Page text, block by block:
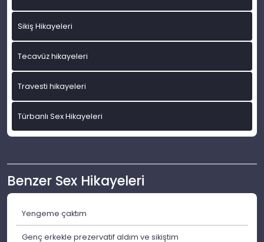
Sikiş Hikayeleri
Tecavüz hikayeleri
Travesti hikayeleri
Türbanlı Sex Hikayeleri
Benzer Sex Hikayeleri
Yengeme çaktım
Genç erkekle prezervatif aldım ve sikiştim